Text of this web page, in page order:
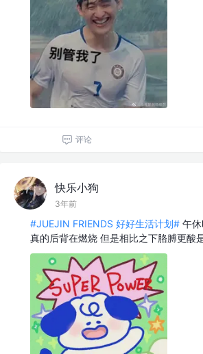
评论
快乐小狗
3年前
#JUEJIN FRIENDS 好好生活计划# 午
真的后背在燃烧 但是相比之下胳膊更酸